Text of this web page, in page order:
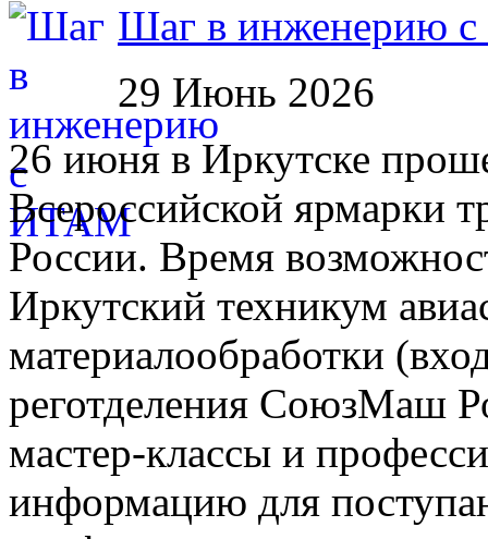
Шаг в инженерию
29 Июнь 2026
26 июня в Иркутске
Всероссийской ярмарки
России. Время
Иркутский техникум
материалообработки
реготделения СоюзМаш
мастер-классы и
информацию для